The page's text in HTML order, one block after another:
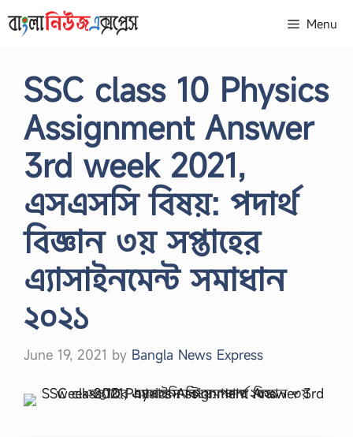
to
Menu
SSC class 10 Physics
Assignment Answer
3rd week 2021,
এসএসসি বিষয়: পদার্থ
বিজ্ঞান ৩য় সপ্তাহের
এ্যাসাইনমেন্ট সমাধান
২০২১
June 19, 2021 by Bangla News Express